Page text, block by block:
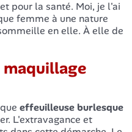
pour la santé. Moi, je l'ai
femme à une nature
en elle. À elle de
effeuilleuse burlesque
L'extravagance et